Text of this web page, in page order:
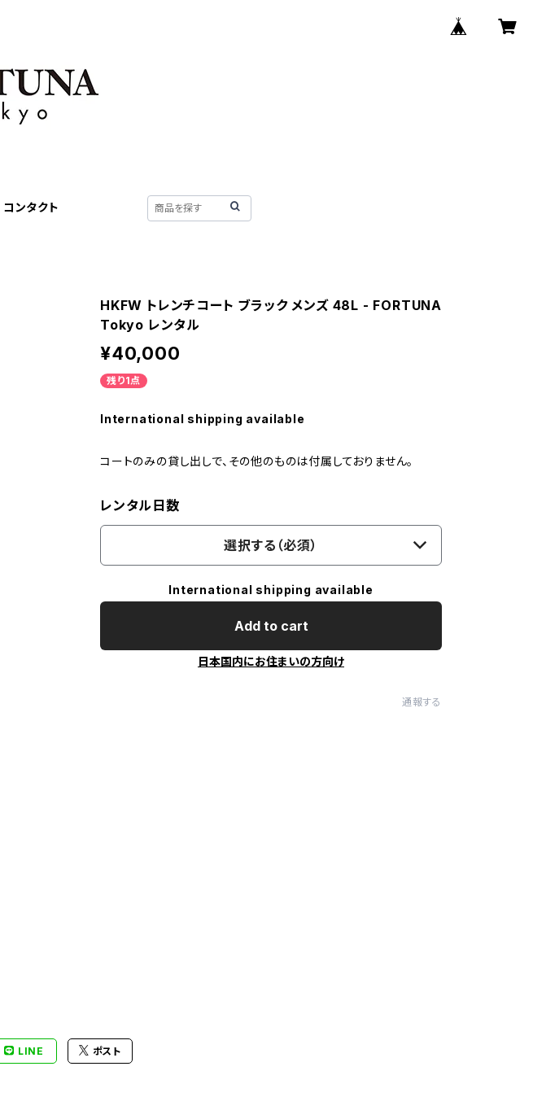
コンタクト
HKFW トレンチコート ブラック メンズ 48L - FORTUNA
Tokyo レンタル
¥40,000
残り1点
International shipping available
コートのみの貸し出しで、その他のものは付属しておりません。
レンタル日数
選択する（必須）
International shipping available
Add to cart
日本国内にお住まいの方向け
通報する
LINE ポスト